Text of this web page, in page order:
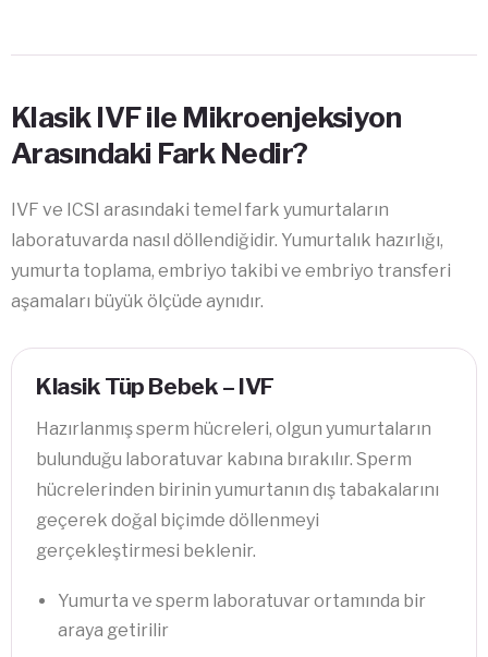
Klasik IVF ile Mikroenjeksiyon
Arasındaki Fark Nedir?
IVF ve ICSI arasındaki temel fark yumurtaların
laboratuvarda nasıl döllendiğidir. Yumurtalık hazırlığı,
yumurta toplama, embriyo takibi ve embriyo transferi
aşamaları büyük ölçüde aynıdır.
Klasik Tüp Bebek – IVF
Hazırlanmış sperm hücreleri, olgun yumurtaların
bulunduğu laboratuvar kabına bırakılır. Sperm
hücrelerinden birinin yumurtanın dış tabakalarını
geçerek doğal biçimde döllenmeyi
gerçekleştirmesi beklenir.
Yumurta ve sperm laboratuvar ortamında bir
araya getirilir